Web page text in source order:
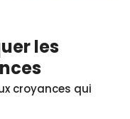
les
croyances qui